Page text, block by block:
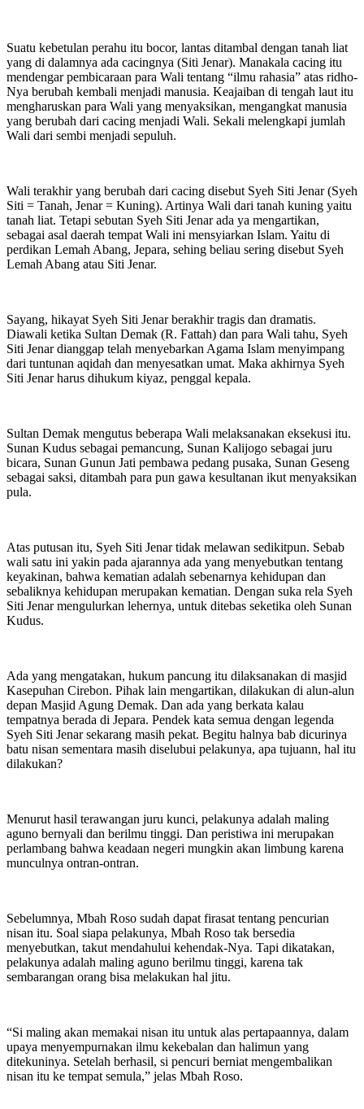
Suatu kebetulan perahu itu bocor, lantas ditambal dengan tanah liat
yang di dalamnya ada cacingnya (Siti Jenar). Manakala cacing itu
mendengar pembicaraan para Wali tentang “ilmu rahasia” atas ridho-
Nya berubah kembali menjadi manusia. Keajaiban di tengah laut itu
mengharuskan para Wali yang menyaksikan, mengangkat manusia
yang berubah dari cacing menjadi Wali. Sekali melengkapi jumlah
Wali dari sembi menjadi sepuluh.
Wali terakhir yang berubah dari cacing disebut Syeh Siti Jenar (Syeh
Siti = Tanah, Jenar = Kuning). Artinya Wali dari tanah kuning yaitu
tanah liat. Tetapi sebutan Syeh Siti Jenar ada ya mengartikan,
sebagai asal daerah tempat Wali ini mensyiarkan Islam. Yaitu di
perdikan Lemah Abang, Jepara, sehing beliau sering disebut Syeh
Lemah Abang atau Siti Jenar.
Sayang, hikayat Syeh Siti Jenar berakhir tragis dan dramatis.
Diawali ketika Sultan Demak (R. Fattah) dan para Wali tahu, Syeh
Siti Jenar dianggap telah menyebarkan Agama Islam menyimpang
dari tuntunan aqidah dan menyesatkan umat. Maka akhirnya Syeh
Siti Jenar harus dihukum kiyaz, penggal kepala.
Sultan Demak mengutus beberapa Wali melaksanakan eksekusi itu.
Sunan Kudus sebagai pemancung, Sunan Kalijogo sebagai juru
bicara, Sunan Gunun Jati pembawa pedang pusaka, Sunan Geseng
sebagai saksi, ditambah para pun gawa kesultanan ikut menyaksikan
pula.
Atas putusan itu, Syeh Siti Jenar tidak melawan sedikitpun. Sebab
wali satu ini yakin pada ajarannya ada yang menyebutkan tentang
keyakinan, bahwa kematian adalah sebenarnya kehidupan dan
sebaliknya kehidupan merupakan kematian. Dengan suka rela Syeh
Siti Jenar mengulurkan lehernya, untuk ditebas seketika oleh Sunan
Kudus.
Ada yang mengatakan, hukum pancung itu dilaksanakan di masjid
Kasepuhan Cirebon. Pihak lain mengartikan, dilakukan di alun-alun
depan Masjid Agung Demak. Dan ada yang berkata kalau
tempatnya berada di Jepara. Pendek kata semua dengan legenda
Syeh Siti Jenar sekarang masih pekat. Begitu halnya bab dicurinya
batu nisan sementara masih diselubui pelakunya, apa tujuann, hal itu
dilakukan?
Menurut hasil terawangan juru kunci, pelakunya adalah maling
aguno bernyali dan berilmu tinggi. Dan peristiwa ini merupakan
perlambang bahwa keadaan negeri mungkin akan limbung karena
munculnya ontran-ontran.
Sebelumnya, Mbah Roso sudah dapat firasat tentang pencurian
nisan itu. Soal siapa pelakunya, Mbah Roso tak bersedia
menyebutkan, takut mendahului kehendak-Nya. Tapi dikatakan,
pelakunya adalah maling aguno berilmu tinggi, karena tak
sembarangan orang bisa melakukan hal jitu.
“Si maling akan memakai nisan itu untuk alas pertapaannya, dalam
upaya menyempurnakan ilmu kekebalan dan halimun yang
ditekuninya. Setelah berhasil, si pencuri berniat mengembalikan
nisan itu ke tempat semula,” jelas Mbah Roso.